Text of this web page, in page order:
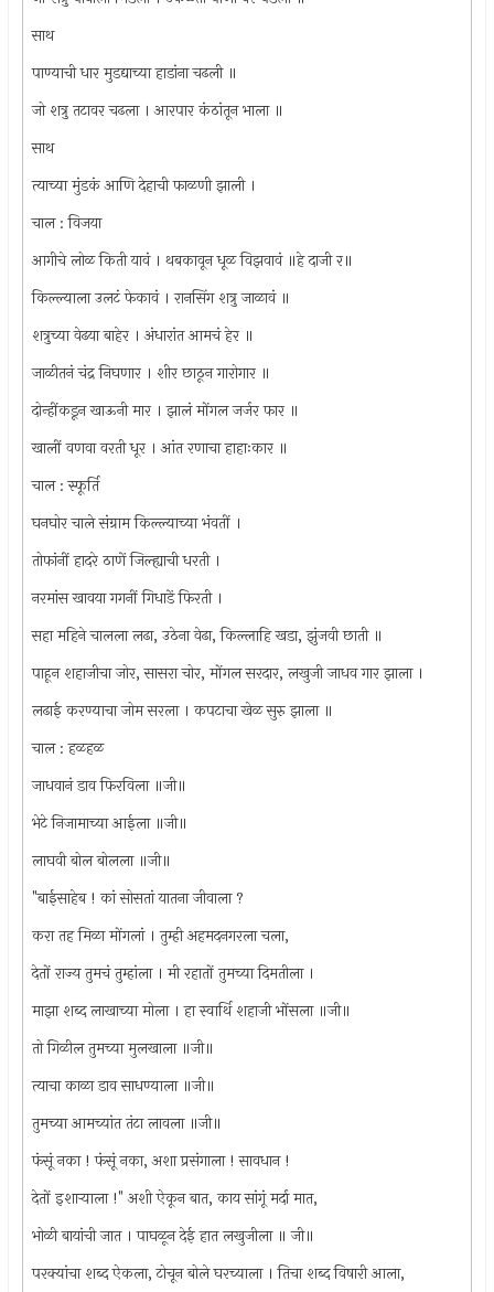
साथ
पाण्याची धार मुडद्याच्या हाडांना चढली ॥
जो शत्रु तटावर चढला । आरपार कंठांतून भाला ॥
साथ
त्याच्या मुंडकं आणि देहाची फाळणी झाली ।
चाल : विजया
आगीचे लोळ किती यावं । थबकावून धूळ विझवावं ॥हे दाजी र॥
किल्ल्याला उलटं फेकावं । रानसिंग शत्रु जाळावं ॥
शत्रुच्या वेढया बाहेर । अंधारांत आमचं हेर ॥
जाळीतनं चंद्र निघणार । शीर छाठून गारोगार ॥
दोन्हींकडून खाऊनी मार । झालं मोंगल जर्जर फार ॥
खालीं वणवा वरती धूर । आंत रणाचा हाहाःकार ॥
चाल : स्फूर्ति
घनघोर चाले संग्राम किल्ल्याच्या भंवतीं ।
तोफांनीं हादरे ठाणें जिल्ह्याची धरती ।
नरमांस खावया गगनीं गिधाडें फिरती ।
सहा महिने चालला लढा, उठेना वेढा, किल्लाहि खडा, झुंजवी छाती ॥
पाहून शहाजीचा जोर, सासरा चोर, मोंगल सरदार, लखुजी जाधव गार झाला ।
लढाई करण्याचा जोम सरला । कपटाचा खेळ सुरु झाला ॥
चाल : हळहळ
जाधवानं डाव फिरविला ॥जी॥
भेटे निजामाच्या आईला ॥जी॥
लाघवी बोल बोलला ॥जी॥
"बाईसाहेब ! कां सोसतां यातना जीवाला ?
करा तह मिळा मोंगलां । तुम्ही अहमदनगरला चला,
देतों राज्य तुमचं तुम्हांला । मी रहातों तुमच्या दिमतीला ।
माझा शब्द लाखाच्या मोला । हा स्वार्थि शहाजी भोंसला ॥जी॥
तो गिळील तुमच्या मुलखाला ॥जी॥
त्याचा काळा डाव साधण्याला ॥जी॥
तुमच्या आमच्यांत तंटा लावला ॥जी॥
फंसूं नका ! फंसूं नका, अशा प्रसंगाला ! सावधान !
देतों इशार्‍याला !" अशी ऐकून बात, काय सांगूं मर्दा मात,
भोळी बायांची जात । पाघळून देई हात लखुजीला ॥ जी॥
परक्यांचा शब्द ऐकला, टोचून बोले घरच्याला । तिचा शब्द विषारी आला,